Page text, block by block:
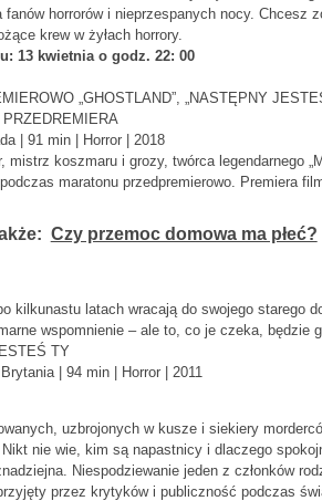
fanów horrorów i nieprzespanych nocy.
krew w żyłach horrory.
13 kwietnia o godz. 22: 00
„GHOSTLAND”, „NASTĘPNY
| 91 min | Horror | 2018
mistrz koszmaru i grozy, twórca legendarnego
maratonu przedpremierowo. Premiera
Czy przemoc domowa ma płeć?
kilkunastu latach wracają do swojego starego
wspomnienie – ale to, co je czeka, będzie
TY
| 94 min | Horror | 2011
uzbrojonych w kusze i siekiery
nie wie, kim są napastnicy i dlaczego
Niespodziewanie jeden z członków
przez krytyków i publiczność podczas